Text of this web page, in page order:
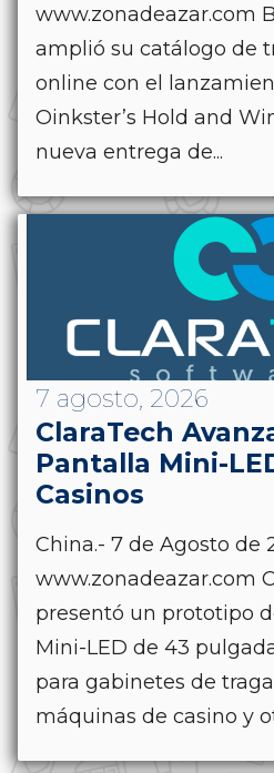
www.zonadeazar.com
amplió su catálogo de
online con el
Oinkster’s Hold and
nueva entrega de...
7 agosto, 2026
ClaraTech
Pantalla Mini-
Casinos
China.- 7 de Agosto de
www.zonadeazar.com
presentó un prototipo
Mini-LED de 43
para gabinetes de
máquinas de casino y